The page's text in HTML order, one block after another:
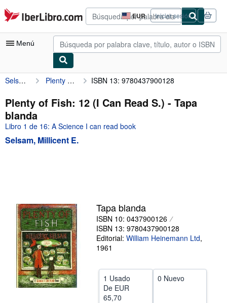
Pasar al contenido principal
IberLibro.com EUR
Preferencias
de
compra
del
Iniciar sesión
Menú
Mi cuenta
Consultar mis pedidos
Búsqueda avanzada
Colecciones
Comenzar a vender
Ayuda
CERRAR
Selsam, Millicent E. Plenty of Fish: 12 (I Can Read S.) ISBN 13: 9780437900128
Plenty of Fish: 12 (I Can Read S.) - Tapa
blanda
Libro 1 de 16: A Science I can read book
Selsam, Millicent E.
Tapa blanda
ISBN 10: 0437900126
ISBN 13: 9780437900128
Editorial: William Heinemann Ltd,
1961
1 Usado
De EUR
65,70
0 Nuevo